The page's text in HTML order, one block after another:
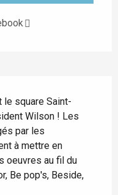
le square Saint-
Wilson ! Les
par les
à mettre en
oeuvres au fil du
Be pop's, Beside,